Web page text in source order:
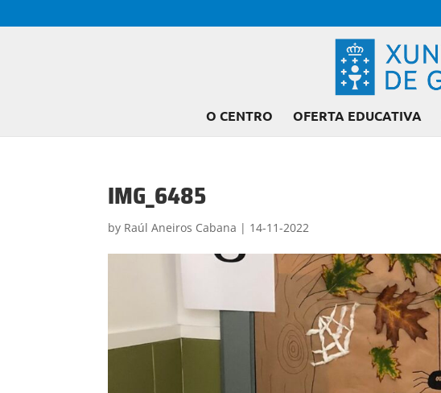
O CENTRO OFERTA EDUCATIVA
IMG_6485
by Raúl Aneiros Cabana | 14-11-2022